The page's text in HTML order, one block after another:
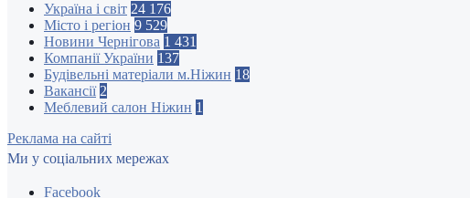
Україна і світ 24 176
Місто і регіон 9 529
Новини Чернігова 1 431
Компанії України 137
Будівельні матеріали м.Ніжин 18
Вакансії 2
Меблевий салон Ніжин 1
Реклама на сайті
Ми у соціальних мережах
Facebook